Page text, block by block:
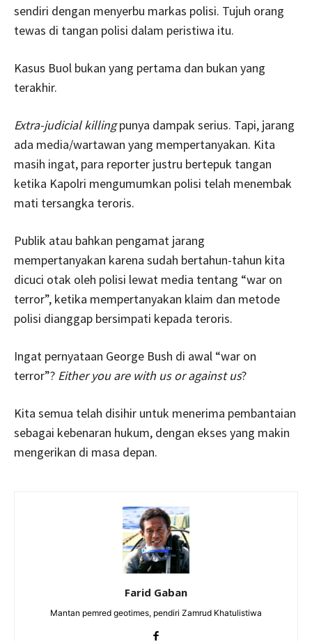
sendiri dengan menyerbu markas polisi. Tujuh orang
tewas di tangan polisi dalam peristiwa itu.
Kasus Buol bukan yang pertama dan bukan yang
terakhir.
Extra-judicial killingpunya dampak serius. Tapi, jarang
ada media/wartawan yang mempertanyakan. Kita
masih ingat, para reporter justru bertepuk tangan
ketika Kapolri mengumumkan polisi telah menembak
mati tersangka teroris.
Publik atau bahkan pengamat jarang
mempertanyakan karena sudah bertahun-tahun kita
dicuci otak oleh polisi lewat media tentang “war on
terror”, ketika mempertanyakan klaim dan metode
polisi dianggap bersimpati kepada teroris.
Ingat pernyataan George Bush di awal “war on
terror”? Either you are with us or against us?
Kita semua telah disihir untuk menerima pembantaian
sebagai kebenaran hukum, dengan ekses yang makin
mengerikan di masa depan.
Farid Gaban
Mantan pemred geotimes, pendiri Zamrud Khatulistiwa